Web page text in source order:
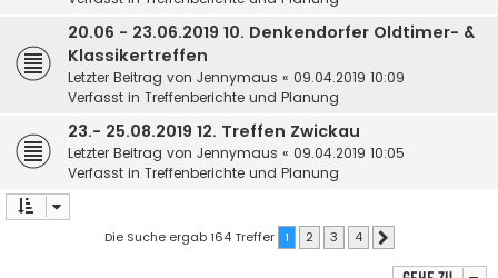
20.06 - 23.06.2019 10. Denkendorfer Oldtimer- &
Klassikertreffen
Letzter Beitrag von Jennymaus « 09.04.2019 10:09
Verfasst in Treffenberichte und Planung
23.- 25.08.2019 12. Treffen Zwickau
Letzter Beitrag von Jennymaus « 09.04.2019 10:05
Verfasst in Treffenberichte und Planung
Die Suche ergab 164 Treffer 1 2 3 4